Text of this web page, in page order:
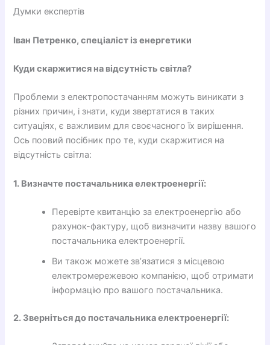
Думки експертів
Іван Петренко, спеціаліст із енергетики
Куди скаржитися на відсутність світла?
Проблеми з електропостачанням можуть виникати з
різних причин, і знати, куди звертатися в таких
ситуаціях, є важливим для своєчасного їх вирішення.
Ось поовий посібник про те, куди скаржитися на
відсутність світла:
1. Визначте постачальника електроенергії:
Перевірте квитанцію за електроенергію або
рахунок-фактуру, щоб визначити назву вашого
постачальника електроенергії.
Ви також можете зв’язатися з місцевою
електромережевою компанією, щоб отримати
інформацію про вашого постачальника.
2. Зверніться до постачальника електроенергії: